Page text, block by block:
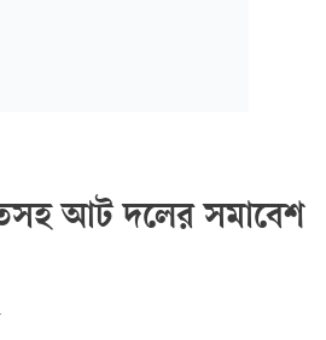
আট দলের সমাবেশ